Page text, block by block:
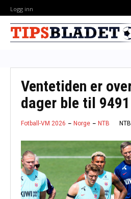
Logg inn
Ventetiden er
dager ble til 9491
Fotball-VM 2026 Norge NTB NTB